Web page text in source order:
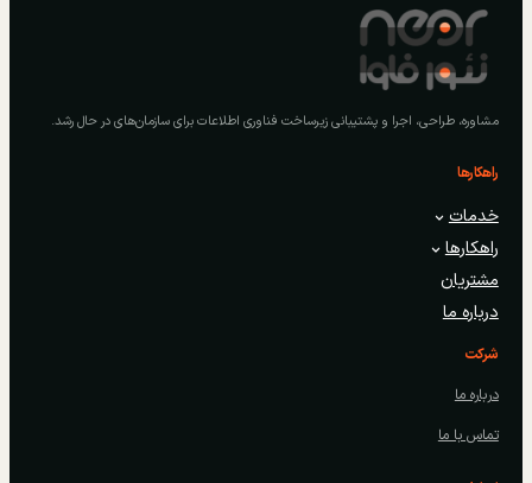
مشاوره، طراحی، اجرا و پشتیبانی زیرساخت فناوری اطلاعات برای سازمان‌های در حال رشد.
راهکارها
خدمات
راهکارها
مشتریان
درباره ما
شرکت
درباره ما
تماس با ما